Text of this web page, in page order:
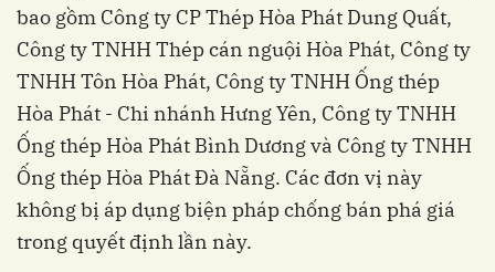
bao gồm Công ty CP Thép Hòa Phát Dung Quất,
Công ty TNHH Thép cán nguội Hòa Phát, Công ty
TNHH Tôn Hòa Phát, Công ty TNHH Ống thép
Hòa Phát - Chi nhánh Hưng Yên, Công ty TNHH
Ống thép Hòa Phát Bình Dương và Công ty TNHH
Ống thép Hòa Phát Đà Nẵng. Các đơn vị này
không bị áp dụng biện pháp chống bán phá giá
trong quyết định lần này.